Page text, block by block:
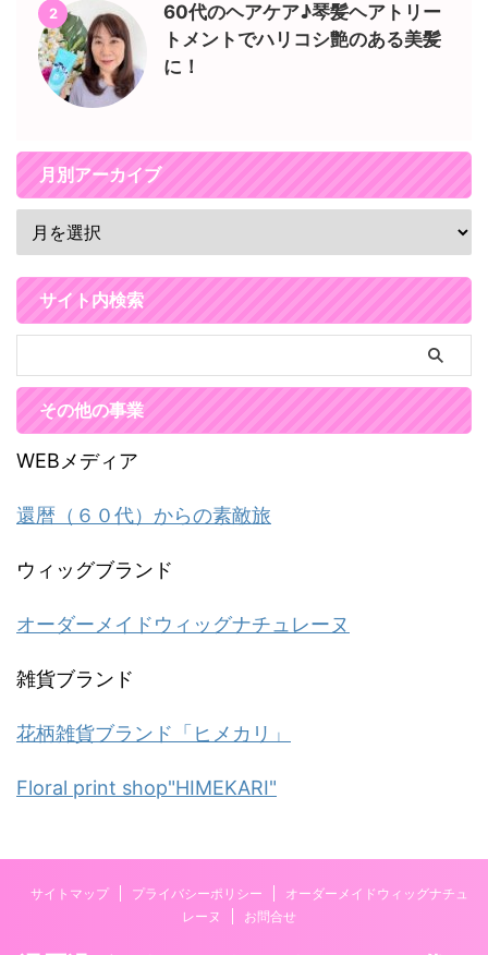
2
60代のヘアケア♪琴髪ヘアトリー
トメントでハリコシ艶のある美髪
に！
月別アーカイブ
サイト内検索
その他の事業
WEBメディア
還暦（６０代）からの素敵旅
ウィッグブランド
オーダーメイドウィッグナチュレーヌ
雑貨ブランド
花柄雑貨ブランド「ヒメカリ」
Floral print shop"HIMEKARI"
サイトマップ プライバシーポリシー
オーダーメイドウィッグナチュ
レーヌ
お問合せ